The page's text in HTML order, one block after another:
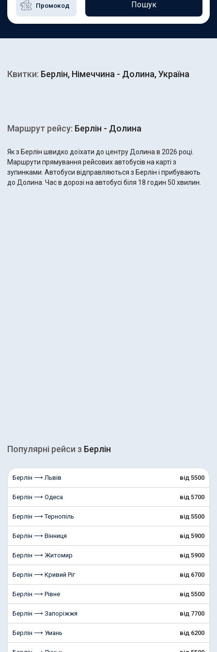
Пошук
Квитки: Берлін, Німеччина - Долина, Україна
Маршрут рейсу: Берлін - Долина
Як з Берлін швидко доїхати до центру Долина в 2026 році.
Маршрути прямування рейсових автобусів на карті з
зупинками. Автобуси відправляються з Берлін і прибувають
до Долина. Час в дорозі на автобусі біля 18 годин 50 хвилин.
Популярні рейcи з Берлін
Берлін ⟶ Львів від 5500
Берлін ⟶ Одеса від 5700
Берлін ⟶ Тернопіль від 5500
Берлін ⟶ Вінниця від 5900
Берлін ⟶ Житомир від 5900
Берлін ⟶ Кривий Ріг від 6700
Берлін ⟶ Рівне від 5500
Берлін ⟶ Запоріжжя від 7700
Берлін ⟶ Умань від 6200